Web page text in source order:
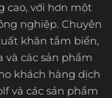
cao, với hơn một
nghiệp. Chuyên
khăn tắm biển,
và các sản phẩm
khách hàng dịch
và các sản phẩm